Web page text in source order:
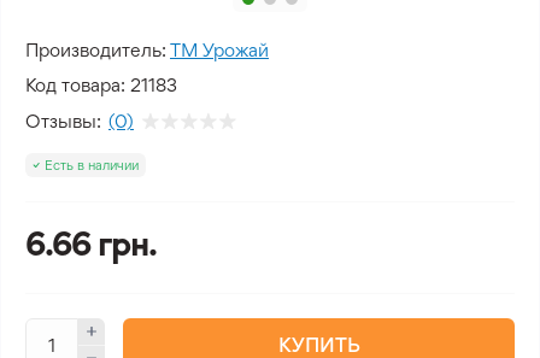
Производитель: ТМ Урожай
Код товара: 21183
Отзывы: (0)
Есть в наличии
6.66 грн.
КУПИТЬ